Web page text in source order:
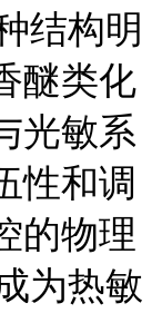
结构明
醚类化
光敏系
性和调
的物理
为热敏